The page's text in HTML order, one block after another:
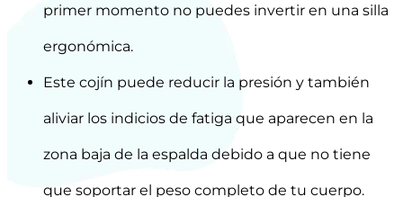
primer momento no puedes invertir en una silla
ergonómica.
Este cojín puede reducir la presión y también
aliviar los indicios de fatiga que aparecen en la
zona baja de la espalda debido a que no tiene
que soportar el peso completo de tu cuerpo.